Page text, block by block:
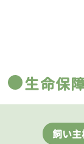
生命保
飼い